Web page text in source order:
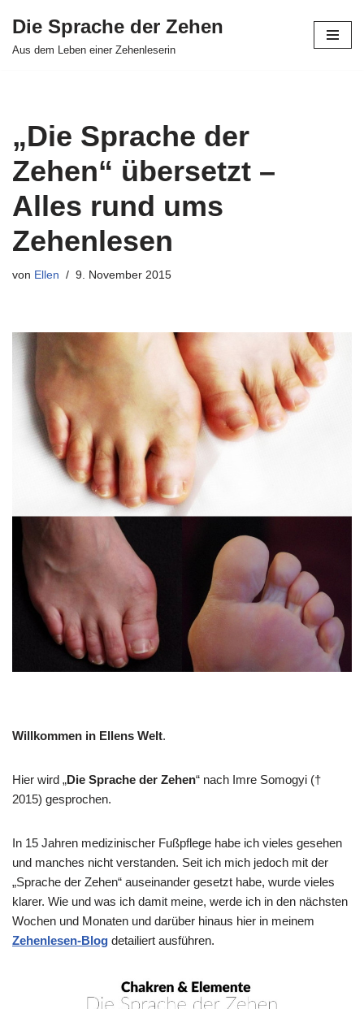
Zum
Die Sprache der Zehen
Aus dem Leben einer Zehenleserin
„Die Sprache der
Zehen“ übersetzt –
Alles rund ums
Zehenlesen
von Ellen 9. November 2015
Willkommen in Ellens Welt.
Hier wird „Die Sprache der Zehen“ nach Imre Somogyi (†
2015) gesprochen.
In 15 Jahren medizinischer Fußpflege habe ich vieles gesehen
und manches nicht verstanden. Seit ich mich jedoch mit der
„Sprache der Zehen“ auseinander gesetzt habe, wurde vieles
klarer. Wie und was ich damit meine, werde ich in den nächsten
Wochen und Monaten und darüber hinaus hier in meinem
Zehenlesen-Blog detailiert ausführen.